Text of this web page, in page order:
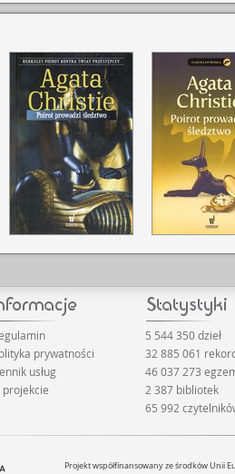
prywatności
usług
projekcie
5 544 350 dzieł
32 885 061
46 037 273
2 387 bibliotek
65 992
Projekt współfinansowany ze środków Unii